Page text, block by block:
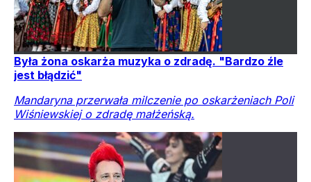
Była żona oskarża muzyka o zdradę. "Bardzo źle
jest błądzić"
Mandaryna przerwała milczenie po oskarżeniach Poli
Wiśniewskiej o zdradę małżeńską.